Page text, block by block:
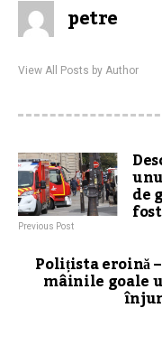
petre
View All Posts by Author
de
Previous Post
Polițista eroină
mâinile goale